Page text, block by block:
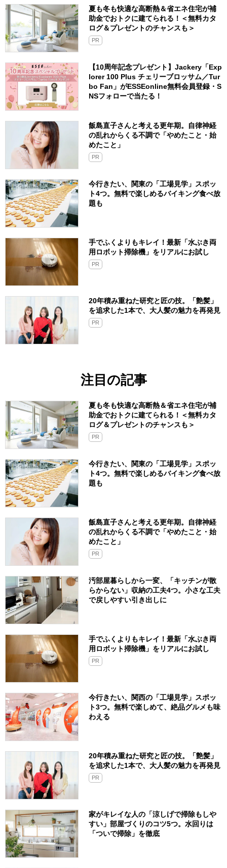
夏も冬も快適な高断熱＆省エネ住宅が補
助金でおトクに建てられる！＜無料カタ
ログ＆プレゼントのチャンスも＞
PR
【10周年記念プレゼント】Jackery「Exp
lorer 100 Plus チェリーブロッサム／Tur
bo Fan」がESSEonline無料会員登録・S
NSフォローで当たる！
飯島直子さんと考える更年期。自律神経
の乱れからくる不調で「やめたこと・始
めたこと」
PR
今行きたい、関東の「工場見学」スポッ
ト4つ。無料で楽しめるバイキング食べ放
題も
手でふくよりもキレイ！最新「水ぶき両
用ロボット掃除機」をリアルにお試し
PR
20年積み重ねた研究と匠の技。「艶髪」
を追求した1本で、大人髪の魅力を再発見
PR
注目の記事
夏も冬も快適な高断熱＆省エネ住宅が補
助金でおトクに建てられる！＜無料カタ
ログ＆プレゼントのチャンスも＞
PR
今行きたい、関東の「工場見学」スポッ
ト4つ。無料で楽しめるバイキング食べ放
題も
飯島直子さんと考える更年期。自律神経
の乱れからくる不調で「やめたこと・始
めたこと」
PR
汚部屋暮らしから一変、「キッチンが散
らからない」収納の工夫4つ。小さな工夫
で戻しやすい引き出しに
手でふくよりもキレイ！最新「水ぶき両
用ロボット掃除機」をリアルにお試し
PR
今行きたい、関西の「工場見学」スポッ
ト3つ。無料で楽しめて、絶品グルメも味
わえる
20年積み重ねた研究と匠の技。「艶髪」
を追求した1本で、大人髪の魅力を再発見
PR
家がキレイな人の「涼しげで掃除もしや
すい」部屋づくりのコツ5つ。水回りは
「ついで掃除」を徹底